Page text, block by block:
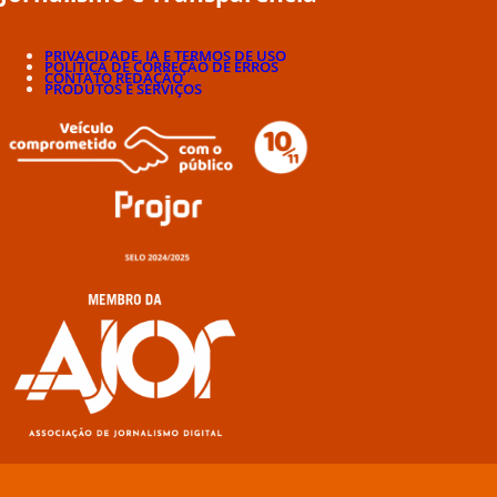
PRIVACIDADE, IA E TERMOS DE USO
POLÍTICA DE CORREÇÃO DE ERROS
CONTATO REDAÇÃO
PRODUTOS E SERVIÇOS